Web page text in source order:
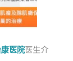
医院医生介